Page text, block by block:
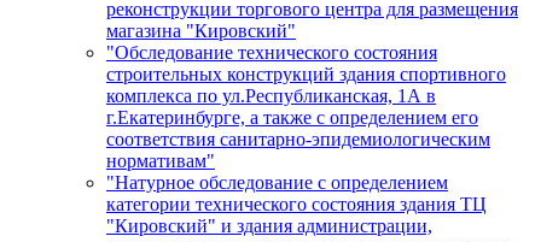
реконструкции торгового центра для размещения
магазина "Кировский"
"Обследование технического состояния
строительных конструкций здания спортивного
комплекса по ул.Республиканская, 1А в
г.Екатеринбурге, а также с определением его
соответствия санитарно-эпидемиологическим
нормативам"
"Натурное обследование с определением
категории технического состояния здания ТЦ
"Кировский" и здания администрации,